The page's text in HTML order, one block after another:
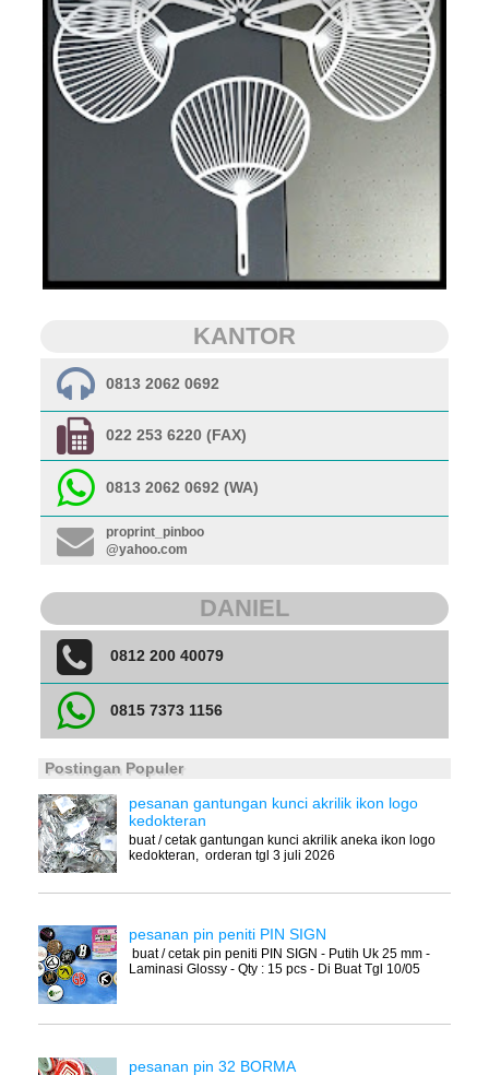
KANTOR
0813 2062 0692
022 253 6220 (FAX)
0813 2062 0692 (WA)
proprint_pinboo
@yahoo.com
DANIEL
0812 200 40079
0815 7373 1156
Postingan Populer
pesanan gantungan kunci akrilik ikon logo
kedokteran
buat / cetak gantungan kunci akrilik aneka ikon logo
kedokteran, orderan tgl 3 juli 2026
pesanan pin peniti PIN SIGN
buat / cetak pin peniti PIN SIGN - Putih Uk 25 mm -
Laminasi Glossy - Qty : 15 pcs - Di Buat Tgl 10/05
pesanan pin 32 BORMA